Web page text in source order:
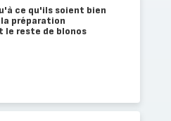
ce qu'ils soient bien
préparation
le reste de blonos